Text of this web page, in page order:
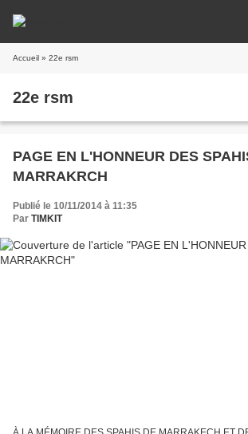
Accueil » 22e rsm
22e rsm
PAGE EN L'HONNEUR DES
MARRAKRCH
Publié le 10/11/2014 à 11:35
Par TIMKIT